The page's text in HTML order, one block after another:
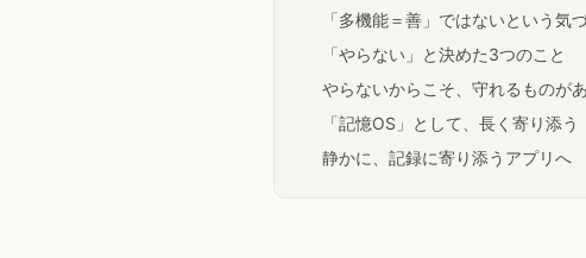
「多機能＝善」ではないという気
「やらない」と決めた3つのこと
やらないからこそ、守れるものが
「記憶OS」として、長く寄り添う
静かに、記録に寄り添うアプリへ